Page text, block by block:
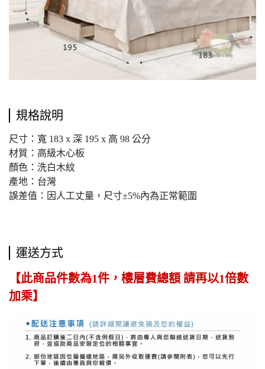
規格說明
尺寸：寬 183 x 深 195 x 高 98 公分
材質：高級木心板
顏色：洗白木紋
產地：台灣
誤差值：因人工丈量，尺寸±5%內為正常範圍
運送方式
【此商品件數為1件，樓層費總額 請再以1倍數
加乘】